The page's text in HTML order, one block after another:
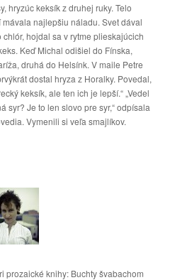
hryzúc keksík z druhej ruky. Telo
najlepšiu náladu. Svet dával
hojdal sa v rytme plieskajúcich
Keď Michal odišiel do Fínska,
druhá do Helsínk. V maile Petre
dostal hryza z Horalky. Povedal,
keksík, ale ten ich je lepší.“ „Vedel
syr? Je to len slovo pre syr,“ odpísala
Vymenili si veľa smajlíkov.
prozaické knihy: Buchty švabachom